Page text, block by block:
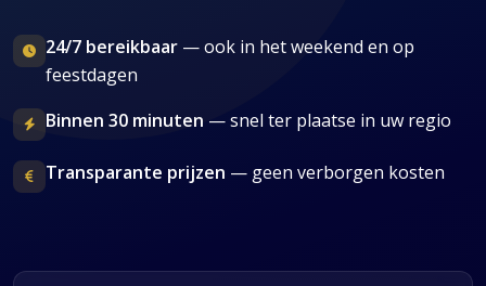
24/7 bereikbaar — ook in het weekend en op
feestdagen
Binnen 30 minuten — snel ter plaatse in uw regio
Transparante prijzen — geen verborgen kosten